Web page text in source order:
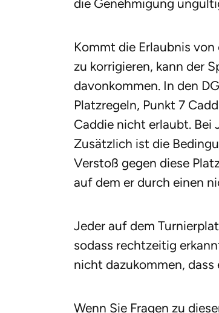
die Genehmigung
Kommt die Erlaubnis
zu korrigieren, kann der
davonkommen. In den
Platzregeln, Punkt 7
Caddie nicht erlaubt. Bei
Zusätzlich ist die
Verstoß gegen diese
auf dem er durch einen
Jeder auf dem
sodass rechtzeitig
nicht dazukommen,
Wenn Sie Fragen zu